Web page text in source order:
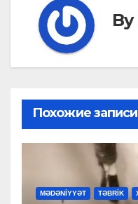
By
Похожие записи
MƏDƏNİYYƏT TƏBRİK